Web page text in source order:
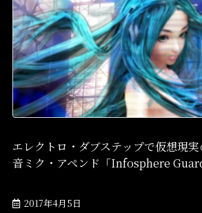
エレクトロ・ダブステップで仮想現
音ミク・アペンド「Infosphere
2017年4月5日